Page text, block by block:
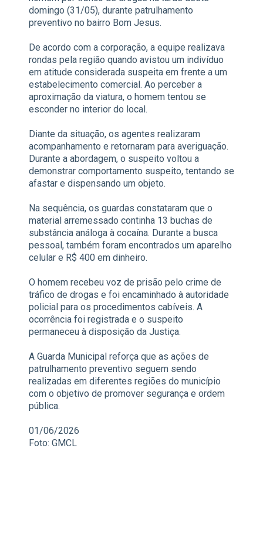
domingo (31/05), durante patrulhamento
preventivo no bairro Bom Jesus.
De acordo com a corporação, a equipe realizava
rondas pela região quando avistou um indivíduo
em atitude considerada suspeita em frente a um
estabelecimento comercial. Ao perceber a
aproximação da viatura, o homem tentou se
esconder no interior do local.
Diante da situação, os agentes realizaram
acompanhamento e retornaram para averiguação.
Durante a abordagem, o suspeito voltou a
demonstrar comportamento suspeito, tentando se
afastar e dispensando um objeto.
Na sequência, os guardas constataram que o
material arremessado continha 13 buchas de
substância análoga à cocaína. Durante a busca
pessoal, também foram encontrados um aparelho
celular e R$ 400 em dinheiro.
O homem recebeu voz de prisão pelo crime de
tráfico de drogas e foi encaminhado à autoridade
policial para os procedimentos cabíveis. A
ocorrência foi registrada e o suspeito
permaneceu à disposição da Justiça.
A Guarda Municipal reforça que as ações de
patrulhamento preventivo seguem sendo
realizadas em diferentes regiões do município
com o objetivo de promover segurança e ordem
pública.
01/06/2026
Foto: GMCL